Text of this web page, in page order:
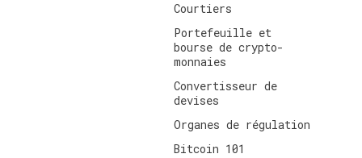
Courtiers
Portefeuille et
bourse de crypto-
monnaies
Convertisseur de
devises
Organes de régulation
Bitcoin 101